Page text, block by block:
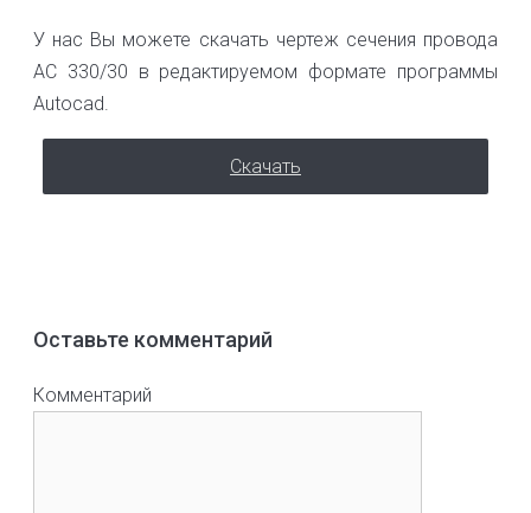
У нас Вы можете скачать чертеж сечения провода
АС 330/30 в редактируемом формате программы
Autocad.
Скачать
Оставьте комментарий
Комментарий